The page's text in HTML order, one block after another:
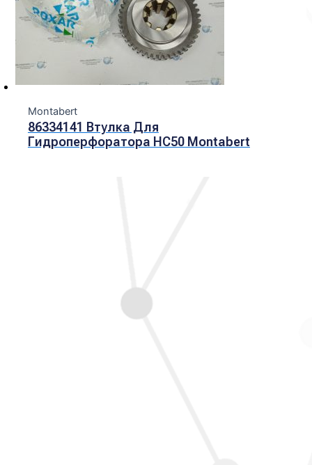
Montabert
86334141 Втулка Для
Гидроперфоратора HC50 Montabert